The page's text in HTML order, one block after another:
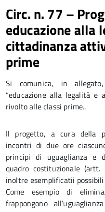
Circ. n. 77 –
educazione alla
cittadinanza
prime
Si comunica, in
“educazione alla legalità e
rivolto alle classi prime..
Il progetto, a cura della
incontri di due ore
principi di uguaglianza e
quadro costituzionale
inoltre esemplificatii
Come esempio di
frappongono